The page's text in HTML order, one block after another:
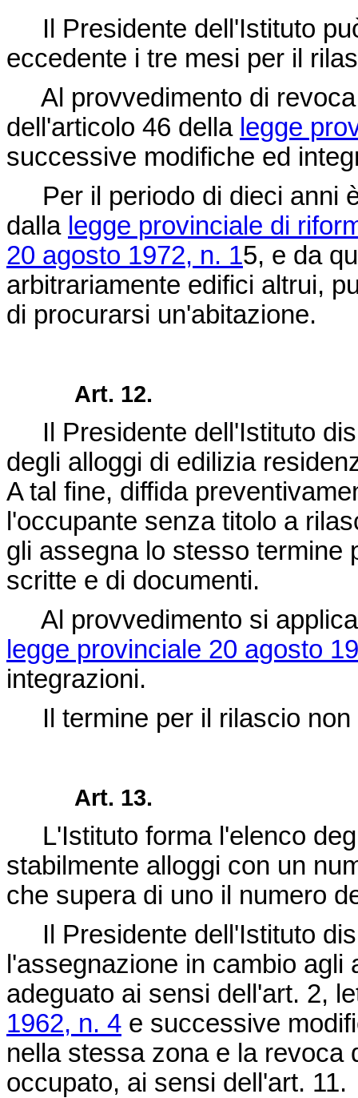
Il Presidente dell'Istituto
eccedente i tre mesi per il
Al provvedimento di revoca
dell'articolo 46 della legge
successive modifiche ed
Per il periodo di dieci anni
dalla legge provinciale di
20 agosto 1972, n. 15, e da
arbitrariamente edifici altrui,
di procurarsi un'abitazione.
Art. 12.
Il Presidente dell'Istituto
degli alloggi di edilizia
A tal fine, diffida
l'occupante senza titolo a
gli assegna lo stesso termine
scritte e di documenti.
Al provvedimento si
legge provinciale 20 agosto
integrazioni.
Il termine per il rilascio non
Art. 13.
L'Istituto forma l'elenco
stabilmente alloggi con un
che supera di uno il numero
Il Presidente dell'Istituto
l'assegnazione in cambio
adeguato ai sensi dell'art. 2,
1962, n. 4 e successive
nella stessa zona e la revoca
occupato, ai sensi dell'art. 11.